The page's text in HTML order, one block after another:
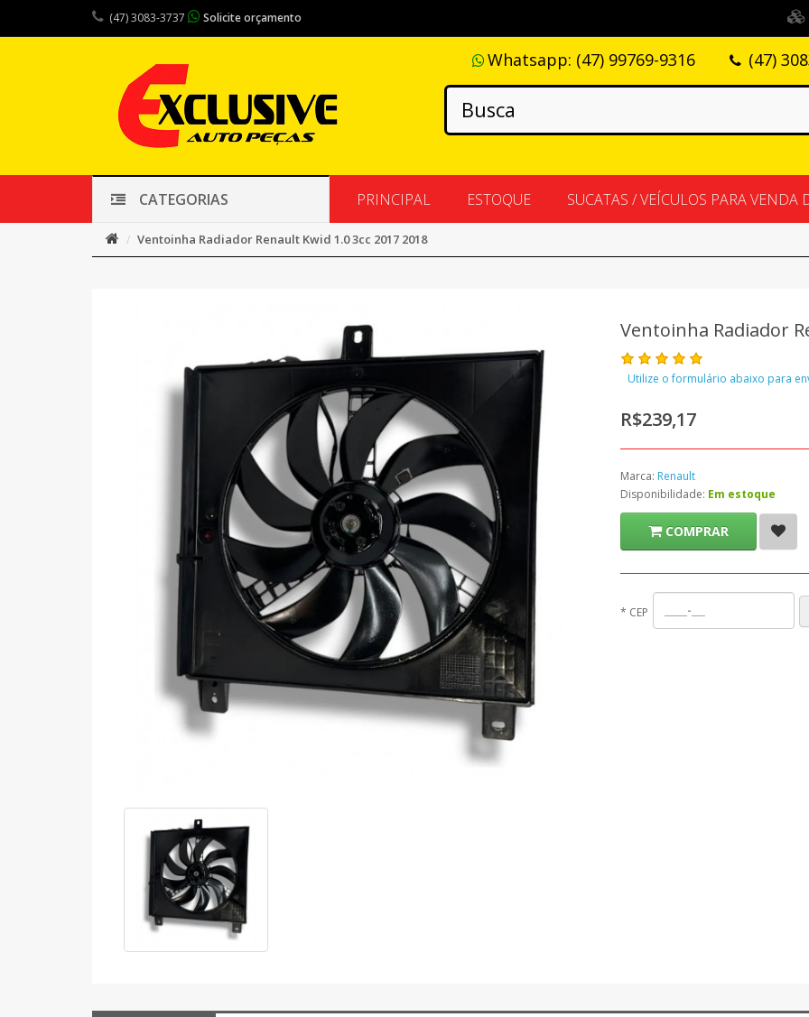
(47) 3083-3737 Solicite orçamento
Whatsapp: (47) 99769-9316 (47)
CATEGORIAS PRINCIPAL ESTOQUE SUCATAS / VEÍCULOS PARA VENDA
Ventoinha Radiador Renault Kwid 1.0 3cc 2017 2018
Ventoinha Radiador
Utilize o formulário abaixo para
R$239,17
Marca: Renault
Disponibilidade: Em estoque
COMPRAR
* CEP